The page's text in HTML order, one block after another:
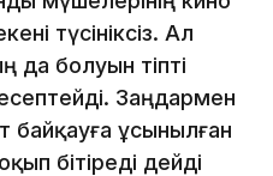
түсініксіз. Ал
да болуын тіпті
Заңдармен
байқауға ұсынылған
бітіреді дейді